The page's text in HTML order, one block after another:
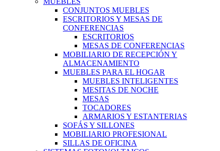
CONJUNTOS MUEBLES
ESCRITORIOS Y MESAS DE
CONFERENCIAS
ESCRITORIOS
MESAS DE CONFERENCIAS
MOBILIARIO DE RECEPCIÓN Y
ALMACENAMIENTO
MUEBLES PARA EL HOGAR
MUEBLES INTELIGENTES
MESITAS DE NOCHE
MESAS
TOCADORES
ARMARIOS Y ESTANTERIAS
SOFÁS Y SILLONES
MOBILIARIO PROFESIONAL
SILLAS DE OFICINA